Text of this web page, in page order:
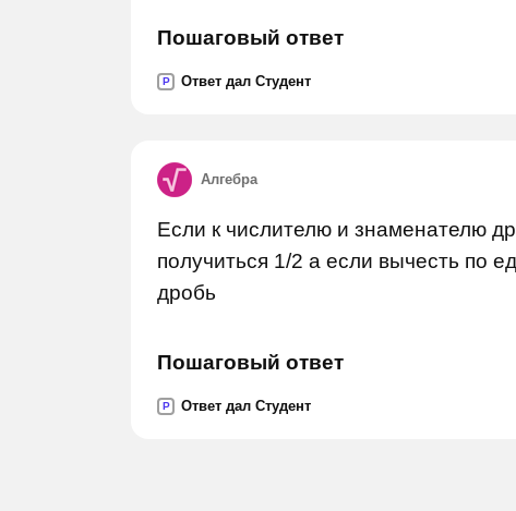
Пошаговый ответ
P Ответ дал Студент
Алгебра
Если к числителю и знаменателю
получиться 1/2 а если вычесть по
дробь
Пошаговый ответ
P Ответ дал Студент